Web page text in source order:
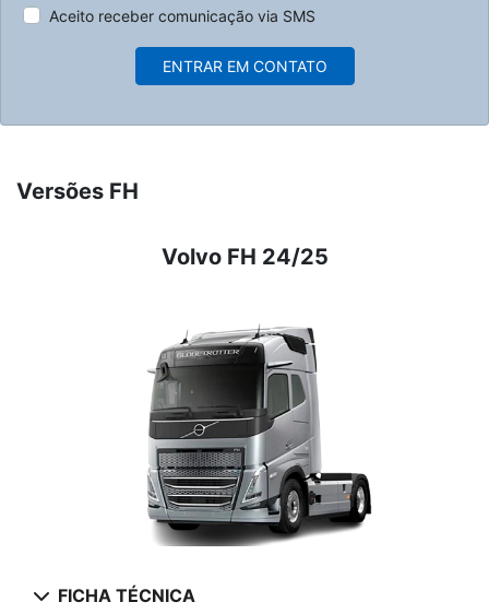
Aceito receber comunicação via SMS
ENTRAR EM CONTATO
Versões FH
Volvo FH 24/25
FICHA TÉCNICA